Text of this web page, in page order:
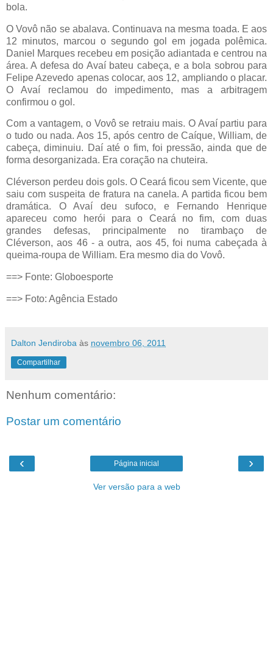
bola.
O Vovô não se abalava. Continuava na mesma toada. E aos
12 minutos, marcou o segundo gol em jogada polêmica.
Daniel Marques recebeu em posição adiantada e centrou na
área. A defesa do Avaí bateu cabeça, e a bola sobrou para
Felipe Azevedo apenas colocar, aos 12, ampliando o placar.
O Avaí reclamou do impedimento, mas a arbitragem
confirmou o gol.
Com a vantagem, o Vovô se retraiu mais. O Avaí partiu para
o tudo ou nada. Aos 15, após centro de Caíque, William, de
cabeça, diminuiu. Daí até o fim, foi pressão, ainda que de
forma desorganizada. Era coração na chuteira.
Cléverson perdeu dois gols. O Ceará ficou sem Vicente, que
saiu com suspeita de fratura na canela. A partida ficou bem
dramática. O Avaí deu sufoco, e Fernando Henrique
apareceu como herói para o Ceará no fim, com duas
grandes defesas, principalmente no tirambaço de
Cléverson, aos 46 - a outra, aos 45, foi numa cabeçada à
queima-roupa de William. Era mesmo dia do Vovô.
==> Fonte: Globoesporte
==> Foto: Agência Estado
Dalton Jendiroba às novembro 06, 2011
Compartilhar
Nenhum comentário:
Postar um comentário
‹ ›
Página inicial
Ver versão para a web